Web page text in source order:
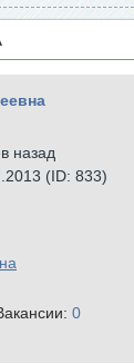
назад
(ID: 833)
0